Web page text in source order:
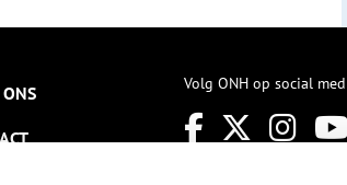
Volg ONH op social